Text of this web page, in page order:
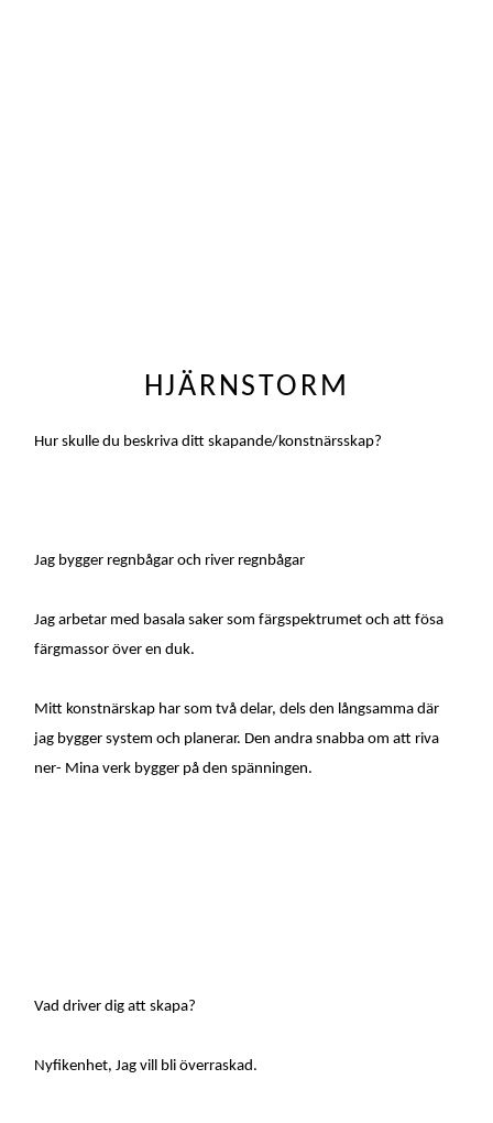
HJÄRNSTORM
Hur skulle du beskriva ditt skapande/konstnärsskap?
Jag bygger regnbågar och river regnbågar
Jag arbetar med basala saker som färgspektrumet och att fösa
färgmassor över en duk.
Mitt konstnärskap har som två delar, dels den långsamma där
jag bygger system och planerar. Den andra snabba om att riva
ner- Mina verk bygger på den spänningen.
Vad driver dig att skapa?
Nyfikenhet, Jag vill bli överraskad.